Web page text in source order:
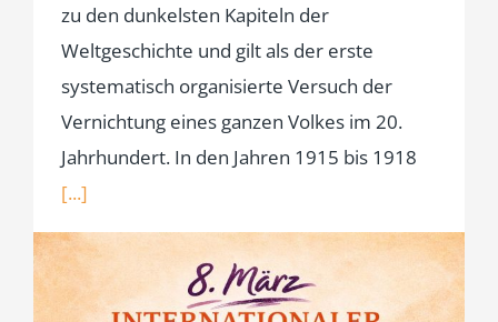
zu den dunkelsten Kapiteln der
Weltgeschichte und gilt als der erste
systematisch organisierte Versuch der
Vernichtung eines ganzen Volkes im 20.
Jahrhundert. In den Jahren 1915 bis 1918
[...]